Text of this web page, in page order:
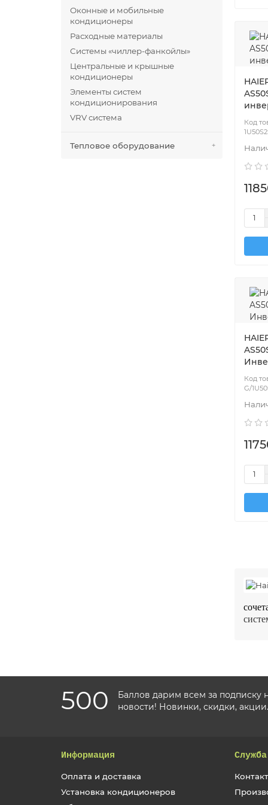
Оконные и мобильные
кондиционеры
Расходные материалы
Системы «чиллер-фанкойлы»
Центральные и крышные
кондиционеры
Элементы систем
кондиционирования
VRV система
Тепловое оборудование
G/
500
Баллов дарим всем за подписку
новости! Новинки, скидки, акции.
Информация
Оплата и доставка
Установка кондиционеров